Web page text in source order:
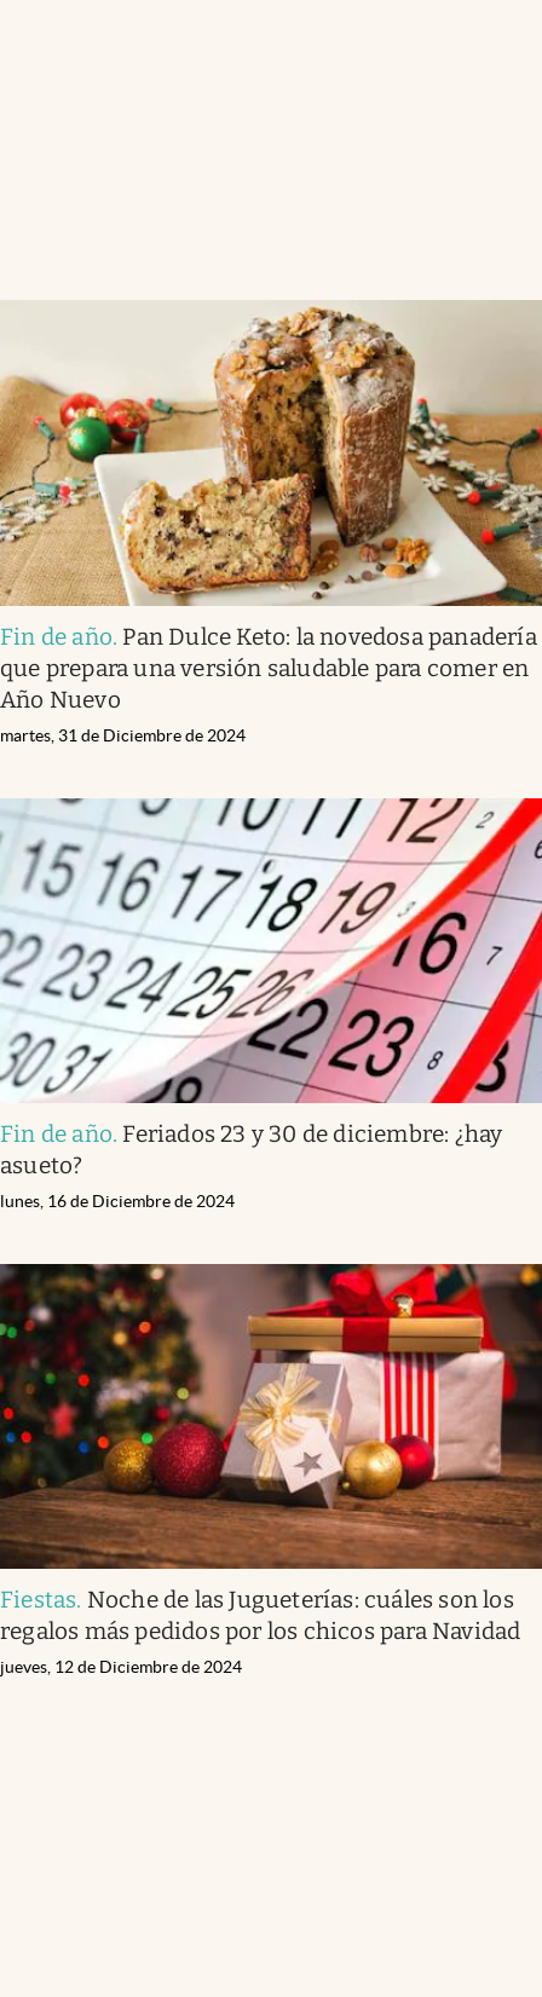
Fin de año. Pan Dulce Keto: la novedosa panadería
que prepara una versión saludable para comer en
Año Nuevo
martes, 31 de Diciembre de 2024
Fin de año. Feriados 23 y 30 de diciembre: ¿hay
asueto?
lunes, 16 de Diciembre de 2024
Fiestas. Noche de las Jugueterías: cuáles son los
regalos más pedidos por los chicos para Navidad
jueves, 12 de Diciembre de 2024